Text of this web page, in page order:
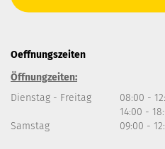
Oeffnungszeiten
Öffnungzeiten:
Dienstag - Freitag
08:00 -
14:00 -
Samstag
09:00 -